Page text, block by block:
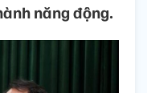
năng động.